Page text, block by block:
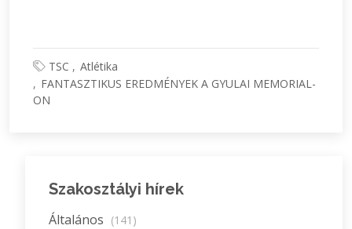
TSC
Atlétika
FANTASZTIKUS EREDMÉNYEK A GYULAI MEMORIAL-
ON
Szakosztályi hírek
Általános (141)